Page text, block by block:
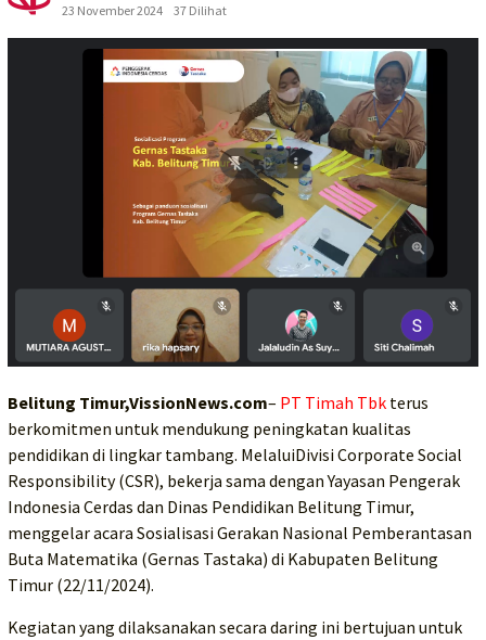
23 November 2024
37 Dilihat
Belitung Timur,VissionNews.com– PT Timah Tbk terus
berkomitmen untuk mendukung peningkatan kualitas
pendidikan di lingkar tambang. MelaluiDivisi Corporate Social
Responsibility (CSR), bekerja sama dengan Yayasan Pengerak
Indonesia Cerdas dan Dinas Pendidikan Belitung Timur,
menggelar acara Sosialisasi Gerakan Nasional Pemberantasan
Buta Matematika (Gernas Tastaka) di Kabupaten Belitung
Timur (22/11/2024).
Kegiatan yang dilaksanakan secara daring ini bertujuan untuk